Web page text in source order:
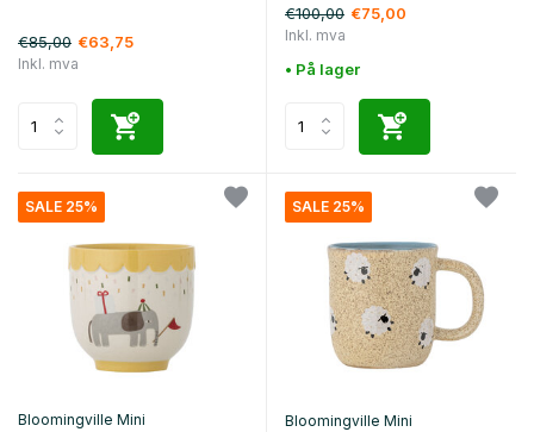
€85,00 €63,75
Inkl. mva
€100,00 €75,00
Inkl. mva
• På lager
SALE 25%
Bloomingville Mini
SALE 25%
Bloomingville Mini